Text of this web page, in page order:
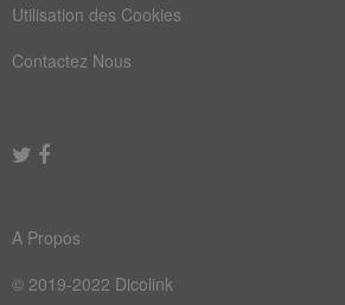
Utilisation des Cookies
Contactez Nous
A Propos
© 2019-2022 Dicolink